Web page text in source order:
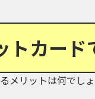
トカー
メリットは何でし